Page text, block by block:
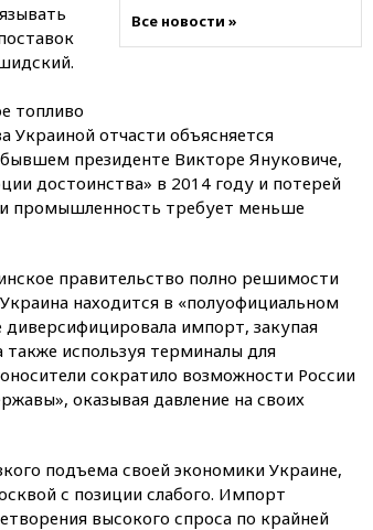
13:37 Пляжи Геленджика
12:27 Возгорание на Ильском
НПЗ, вызванное атакой БПЛА,
потушили
Суд оставил под
При столкновении
катера и лодки под Самарой
погибли два человека
10:27 Движение по трассе
территорией РФ
09:25Ильский НПЗ на Кубани
загорелся после падения
Все новости »
топливо
Украиной отчасти объясняется
президенте Викторе Януковиче,
достоинства» в 2014 году и потерей
промышленность требует меньше
правительство полно решимости
находится в «полуофициальном
импорт, закупая
используя терминалы для
сократило возможности России
оказывая давление на своих
подъема своей экономики Украине,
с позиции слабого. Импорт
высокого спроса по крайней